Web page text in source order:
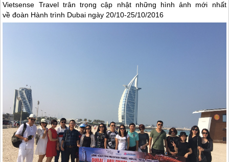
Vietsense Travel trân trọng cập nhật những hình ảnh mới nhất
về đoàn Hành trình Dubai ngày 20/10-25/10/2016